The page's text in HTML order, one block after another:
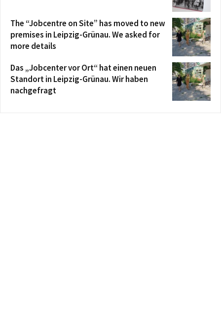
The “Jobcentre on Site” has moved to new
premises in Leipzig-Grünau. We asked for
more details
Das „Jobcenter vor Ort“ hat einen neuen
Standort in Leipzig-Grünau. Wir haben
nachgefragt